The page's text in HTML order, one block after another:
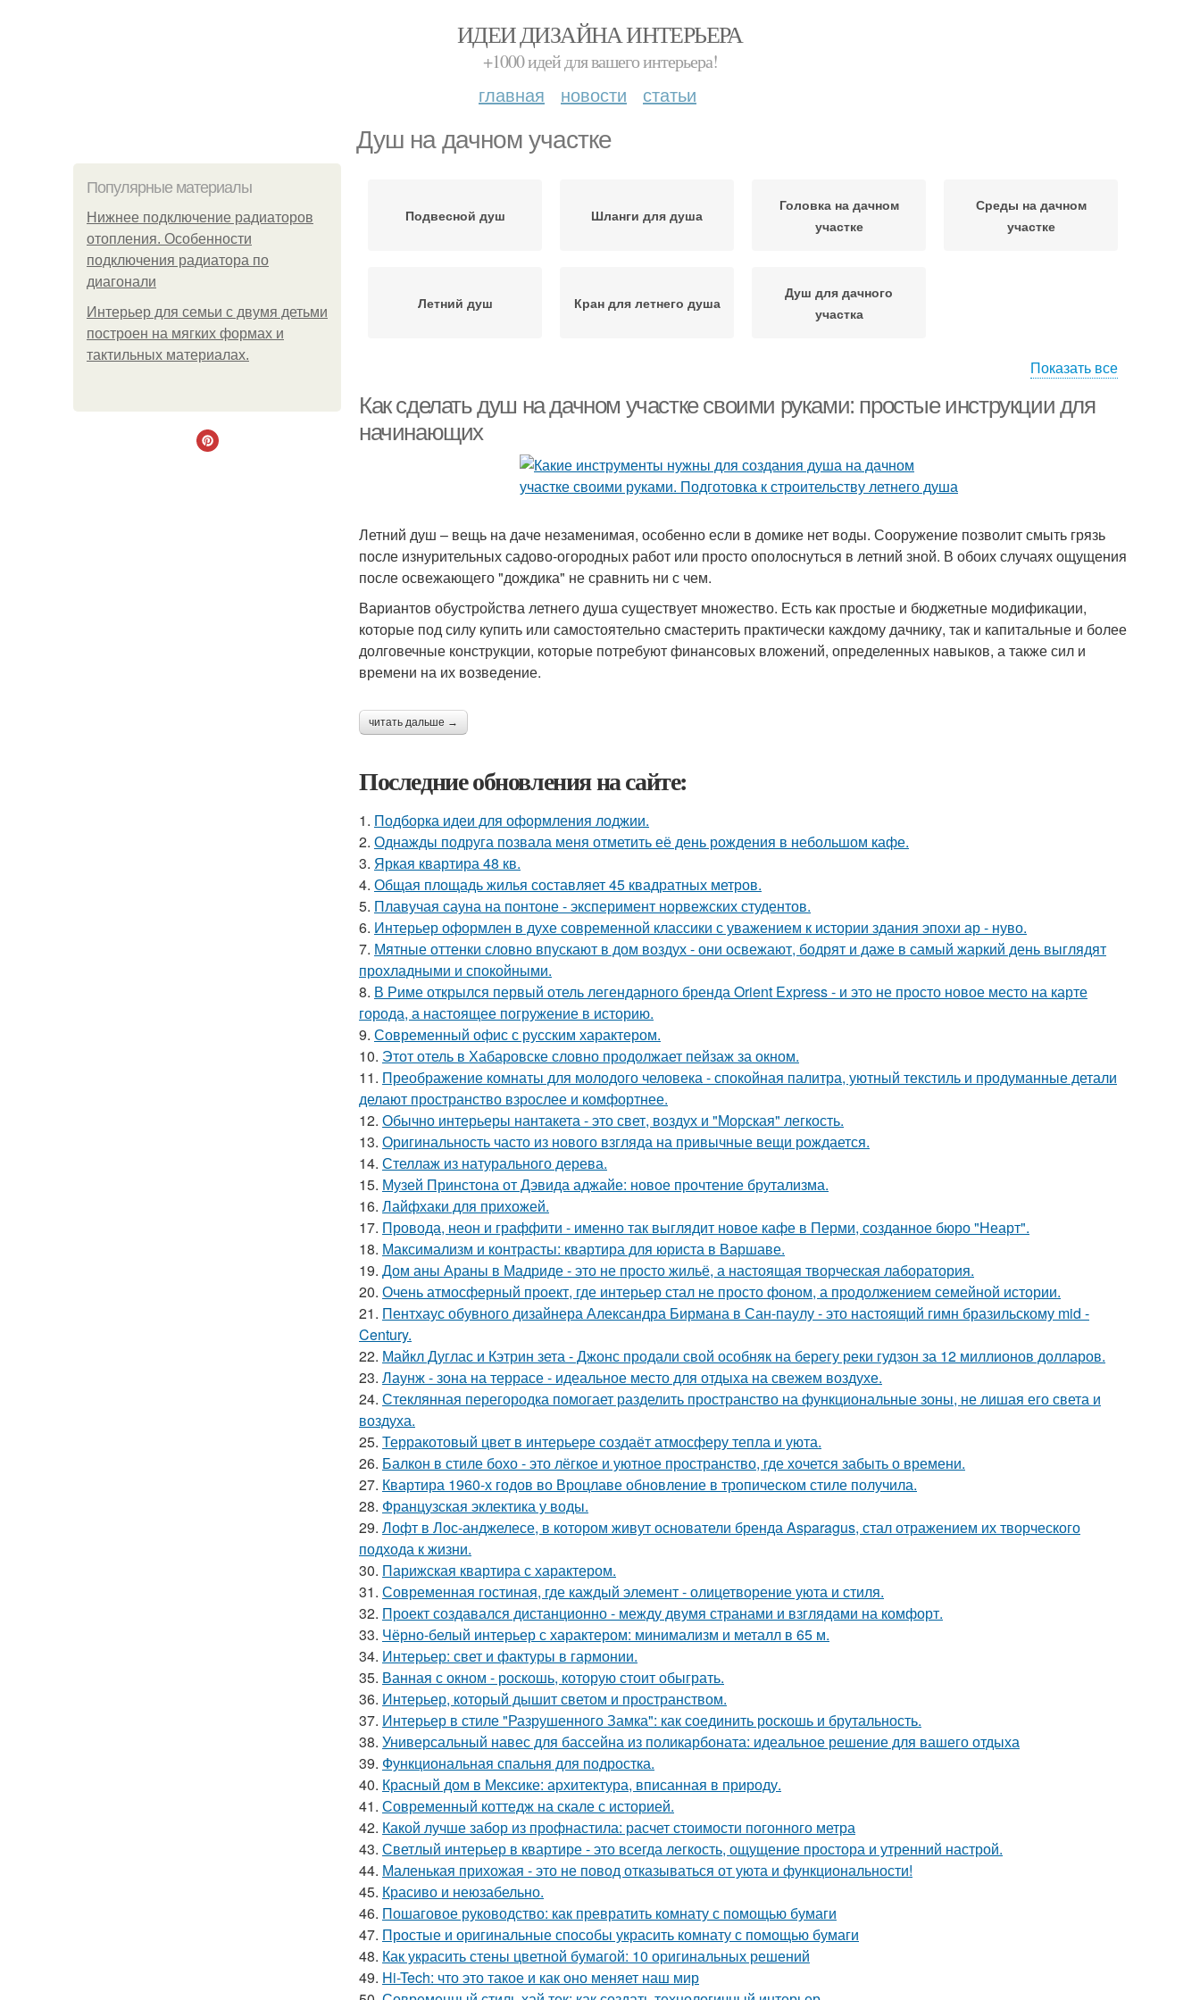
ИДЕИ ДИЗАЙНА ИНТЕРЬЕРА
+1000 идей для вашего интерьера!
главная новости статьи
Душ на дачном участке
Популярные материалы
Нижнее подключение радиаторов
отопления. Особенности
подключения радиатора по
диагонали
Интерьер для семьи с двумя детьми
построен на мягких формах и
тактильных материалах.
Подвесной душ Шланги для душа
Головка на дачном
участке
Среды на дачном
участке
Летний душ Кран для летнего душа
Душ для дачного
участка
Показать все
Как сделать душ на дачном участке своими руками: простые инструкции для
начинающих
Летний душ – вещь на даче незаменимая, особенно если в домике нет воды. Сооружение позволит смыть грязь
после изнурительных садово-огородных работ или просто ополоснуться в летний зной. В обоих случаях ощущения
после освежающего "дождика" не сравнить ни с чем.
Вариантов обустройства летнего душа существует множество. Есть как простые и бюджетные модификации,
которые под силу купить или самостоятельно смастерить практически каждому дачнику, так и капитальные и более
долговечные конструкции, которые потребуют финансовых вложений, определенных навыков, а также сил и
времени на их возведение.
читать дальше →
Последние обновления на сайте:
1. Подборка идеи для оформления лоджии.
2. Однажды подруга позвала меня отметить её день рождения в небольшом кафе.
3. Яркая квартира 48 кв.
4. Общая площадь жилья составляет 45 квадратных метров.
5. Плавучая сауна на понтоне - эксперимент норвежских студентов.
6. Интерьер оформлен в духе современной классики с уважением к истории здания эпохи ар - нуво.
7. Мятные оттенки словно впускают в дом воздух - они освежают, бодрят и даже в самый жаркий день выглядят
прохладными и спокойными.
8. В Риме открылся первый отель легендарного бренда Orient Express - и это не просто новое место на карте
города, а настоящее погружение в историю.
9. Современный офис с русским характером.
10. Этот отель в Хабаровске словно продолжает пейзаж за окном.
11. Преображение комнаты для молодого человека - спокойная палитра, уютный текстиль и продуманные детали
делают пространство взрослее и комфортнее.
12. Обычно интерьеры нантакета - это свет, воздух и "Морская" легкость.
13. Оригинальность часто из нового взгляда на привычные вещи рождается.
14. Стеллаж из натурального дерева.
15. Музей Принстона от Дэвида аджайе: новое прочтение брутализма.
16. Лайфхаки для прихожей.
17. Провода, неон и граффити - именно так выглядит новое кафе в Перми, созданное бюро "Неарт".
18. Максимализм и контрасты: квартира для юриста в Варшаве.
19. Дом аны Араны в Мадриде - это не просто жильё, а настоящая творческая лаборатория.
20. Очень атмосферный проект, где интерьер стал не просто фоном, а продолжением семейной истории.
21. Пентхаус обувного дизайнера Александра Бирмана в Сан-паулу - это настоящий гимн бразильскому mid -
Century.
22. Майкл Дуглас и Кэтрин зета - Джонс продали свой особняк на берегу реки гудзон за 12 миллионов долларов.
23. Лаунж - зона на террасе - идеальное место для отдыха на свежем воздухе.
24. Стеклянная перегородка помогает разделить пространство на функциональные зоны, не лишая его света и
воздуха.
25. Терракотовый цвет в интерьере создаёт атмосферу тепла и уюта.
26. Балкон в стиле бохо - это лёгкое и уютное пространство, где хочется забыть о времени.
27. Квартира 1960-х годов во Вроцлаве обновление в тропическом стиле получила.
28. Французская эклектика у воды.
29. Лофт в Лос-анджелесе, в котором живут основатели бренда Asparagus, стал отражением их творческого
подхода к жизни.
30. Парижская квартира с характером.
31. Современная гостиная, где каждый элемент - олицетворение уюта и стиля.
32. Проект создавался дистанционно - между двумя странами и взглядами на комфорт.
33. Чёрно-белый интерьер с характером: минимализм и металл в 65 м.
34. Интерьер: свет и фактуры в гармонии.
35. Ванная с окном - роскошь, которую стоит обыграть.
36. Интерьер, который дышит светом и пространством.
37. Интерьер в стиле "Разрушенного Замка": как соединить роскошь и брутальность.
38. Универсальный навес для бассейна из поликарбоната: идеальное решение для вашего отдыха
39. Функциональная спальня для подростка.
40. Красный дом в Мексике: архитектура, вписанная в природу.
41. Современный коттедж на скале с историей.
42. Какой лучше забор из профнастила: расчет стоимости погонного метра
43. Светлый интерьер в квартире - это всегда легкость, ощущение простора и утренний настрой.
44. Маленькая прихожая - это не повод отказываться от уюта и функциональности!
45. Красиво и неюзабельно.
46. Пошаговое руководство: как превратить комнату с помощью бумаги
47. Простые и оригинальные способы украсить комнату с помощью бумаги
48. Как украсить стены цветной бумагой: 10 оригинальных решений
49. Hi-Tech: что это такое и как оно меняет наш мир